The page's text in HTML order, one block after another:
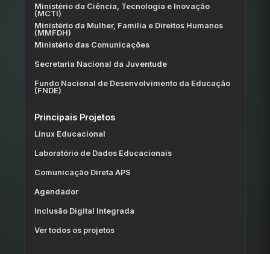
Ministério da Ciência, Tecnologia e Inovação
(MCTI)
Ministério da Mulher, Família e Direitos Humanos
(MMFDH)
Ministério das Comunicações
Secretaria Nacional da Juventude
Fundo Nacional de Desenvolvimento da Educação
(FNDE)
Principais Projetos
Linux Educacional
Laboratório de Dados Educacionais
Comunicação Direta APS
Agendador
Inclusão Digital Integrada
Ver todos os projetos